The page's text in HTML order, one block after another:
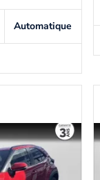
Automatique